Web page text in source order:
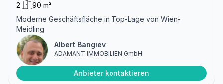
2
90 m²
Moderne Geschäftsfläche in Top-Lage von Wien-
Meidling
Albert Bangiev
ADAMANT IMMOBILIEN GmbH
Anbieter kontaktieren